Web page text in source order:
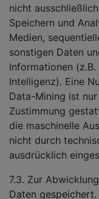
nicht
Speichern und
Medien,
sonstigen Daten
Informationen
Intelligenz). Eine
Data-Mining ist
Zustimmung
die maschinelle
nicht durch
ausdrücklich
7.3. Zur
Daten